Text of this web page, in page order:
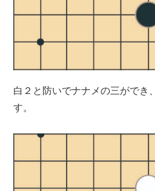
白２と防いでナナメの三ができ
す。